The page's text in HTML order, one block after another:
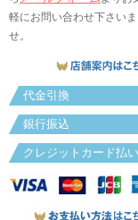
軽にお問い合わせ下さいま
せ。
代金引換
銀行振込
クレジットカード払い